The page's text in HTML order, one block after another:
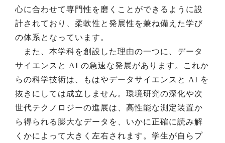
心に合わせて専門性を磨くことができるように設
計されており、柔軟性と発展性を兼ね備えた学び
の体系となっています。
また、本学科を創設した理由の一つに、データ
サイエンスと AI の急速な発展があります。これか
らの科学技術は、もはやデータサイエンスと AI を
抜きにしては成立しません。環境研究の深化や次
世代テクノロジーの進展は、高性能な測定装置か
ら得られる膨大なデータを、いかに正確に読み解
くかによって大きく左右されます。学生が自らプ